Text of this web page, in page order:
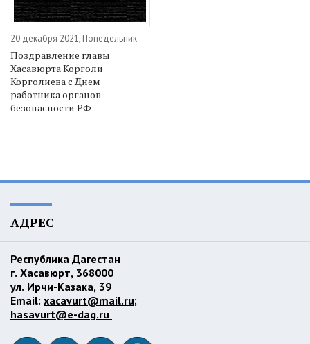
20 декабря 2021, Понедельник
Поздравление главы
Хасавюрта Корголи
Корголиева с Днем
работника органов
безопасности РФ
АДРЕС
Республика Дагестан
г. Хасавюрт, 368000
ул. Ирчи-Казака, 39
Email: xacavurt@mail.ru;
hasavurt@e-dag.ru